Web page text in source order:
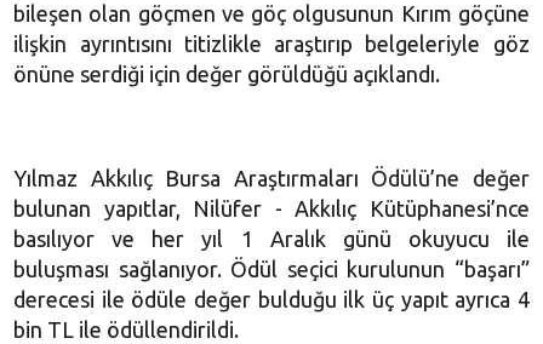
bileşen olan göçmen ve göç olgusunun Kırım göçüne
ilişkin ayrıntısını titizlikle araştırıp belgeleriyle göz
önüne serdiği için değer görüldüğü açıklandı.
Yılmaz Akkılıç Bursa Araştırmaları Ödülü’ne değer
bulunan yapıtlar, Nilüfer - Akkılıç
Kütüphanesi’nce
basılıyor ve her yıl 1 Aralık günü okuyucu ile
buluşması sağlanıyor. Ödül seçici kurulunun “başarı”
derecesi ile ödüle değer bulduğu ilk üç yapıt ayrıca 4
bin TL ile ödüllendirildi.